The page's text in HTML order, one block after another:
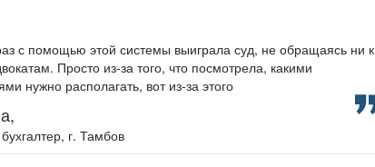
с помощью этой системы выиграла суд, не обращаясь ни к
Просто из-за того, что посмотрела, какими
нужно располагать, вот из-за этого
г. Тамбо